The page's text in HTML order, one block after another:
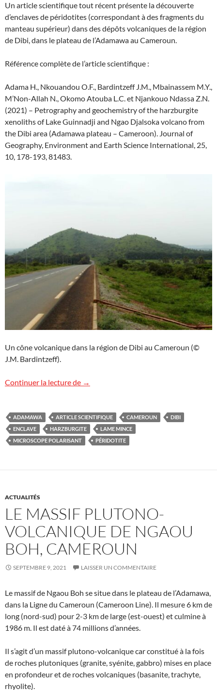
Un article scientifique tout récent présente la découverte
d’enclaves de péridotites (correspondant à des fragments du
manteau supérieur) dans des dépôts volcaniques de la région
de Dibi, dans le plateau de l’Adamawa au Cameroun.
Référence complète de l’article scientifique :
Adama H., Nkouandou O.F., Bardintzeff J.M., Mbainassem M.Y.,
M’Non-Allah N., Okomo Atouba L.C. et Njankouo Ndassa Z.N.
(2021) – Petrography and geochemistry of the harzburgite
xenoliths of Lake Guinnadji and Ngao Djalsoka volcano from
the Dibi area (Adamawa plateau – Cameroon). Journal of
Geography, Environment and Earth Science International, 25,
10, 178-193, 81483.
Un cône volcanique dans la région de Dibi au Cameroun (©
J.M. Bardintzeff).
Continuer la lecture de Enclaves de péridotites au Cameroun
→
ADAMAWA ARTICLE SCIENTIFIQUE CAMEROUN
DIBI
ENCLAVE
HARZBURGITE
LAME MINCE
MICROSCOPE POLARISANT
PÉRIDOTITE
ACTUALITÉS
LE MASSIF PLUTONO-
VOLCANIQUE DE NGAOU
BOH, CAMEROUN
SEPTEMBRE 9, 2021 LAISSER UN COMMENTAIRE
Le massif de Ngaou Boh se situe dans le plateau de l’Adamawa,
dans la Ligne du Cameroun (Cameroon Line). Il mesure 6 km de
long (nord-sud) pour 2-3 km de large (est-ouest) et culmine à
1986 m. Il est daté à 74 millions d’années.
Il s’agit d’un massif plutono-volcanique car constitué à la fois
de roches plutoniques (granite, syénite, gabbro) mises en place
en profondeur et de roches volcaniques (basanite, trachyte,
rhyolite).